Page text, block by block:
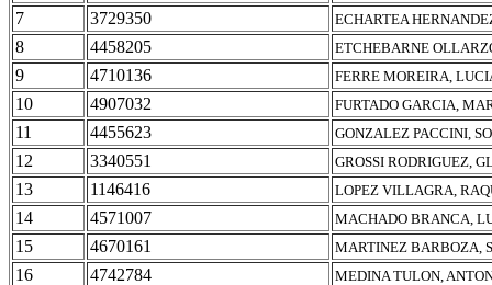
7 3729350 ECHARTEA
8 4458205 ETCHEBARNE
9 4710136 FERRE MOREIRA,
10 4907032 FURTADO GARCIA,
11 4455623 GONZALEZ PACCINI,
12 3340551 GROSSI RODRIGUEZ,
13 1146416 LOPEZ VILLAGRA,
14 4571007 MACHADO BRANCA,
15 4670161 MARTINEZ BARBOZA,
16 4742784 MEDINA TULON,